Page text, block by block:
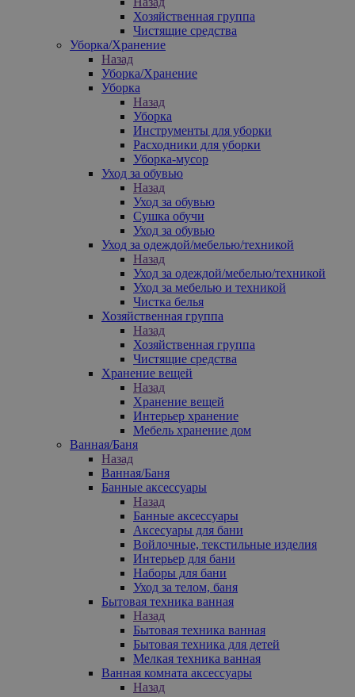
Хозяйственная группа
Чистящие средства
Уборка/Хранение
Назад
Уборка/Хранение
Уборка
Назад
Уборка
Инструменты для уборки
Расходники для уборки
Уборка-мусор
Уход за обувью
Назад
Уход за обувью
Сушка обучи
Уход за обувью
Уход за одеждой/мебелью/техникой
Назад
Уход за одеждой/мебелью/техникой
Уход за мебелью и техникой
Чистка белья
Хозяйственная группа
Назад
Хозяйственная группа
Чистящие средства
Хранение вещей
Назад
Хранение вещей
Интерьер хранение
Мебель хранение дом
Ванная/Баня
Назад
Ванная/Баня
Банные аксессуары
Назад
Банные аксессуары
Аксесуары для бани
Войлочные, текстильные изделия
Интерьер для бани
Наборы для бани
Уход за телом, баня
Бытовая техника ванная
Назад
Бытовая техника ванная
Бытовая техника для детей
Мелкая техника ванная
Ванная комната аксессуары
Назад